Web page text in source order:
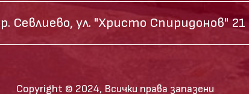
Севлиево, ул. "Христо Спиридонов" 21
Copyright © 2024, Всички права запазени